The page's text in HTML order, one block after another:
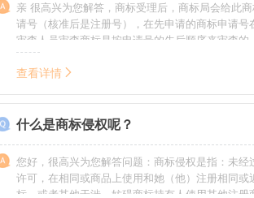
亲 很高兴为您解答，商标受理后，商标局会给此
请号（核准后是注册号），在先申请的商标申请号
审查人员审查商标是按申请号的先后顺序来审查的
特殊情况（受理案件需要，被异议等），不会延迟
前。
查看详情
什么是商标侵权呢？
您好，很高兴为您解答问题：商标侵权是指：未经
许可，在相同或商品上使用和她（他）注册相同或
标，或者其他干涉、妨碍商标持有人使用其他注册